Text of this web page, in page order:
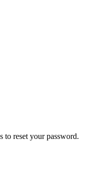
to reset your password.